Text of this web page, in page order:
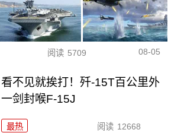
阅读 5709 08-05
看不见就挨打！歼-15T百公里外
一剑封喉F-15J
最热 阅读 12668